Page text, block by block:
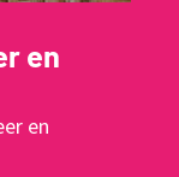
en
en